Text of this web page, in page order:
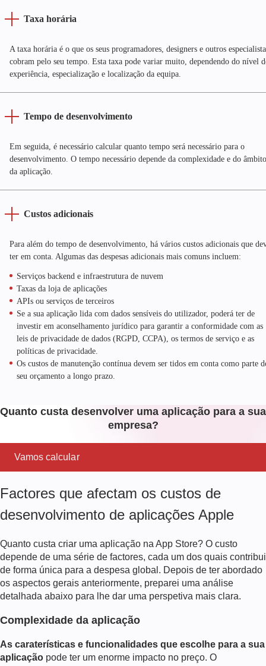
Taxa horária
A taxa horária é o que os seus programadores, designers e outros
cobram pelo seu tempo. Esta taxa pode variar muito, dependendo do nível
experiência, especialização e localização da equipa.
Tempo de desenvolvimento
Em seguida, é necessário calcular quanto tempo será necessário para o
desenvolvimento. O tempo necessário depende da complexidade e do âmbito
da aplicação.
Custos adicionais
Para além do tempo de desenvolvimento, há vários custos adicionais que
ter em conta. Algumas das despesas adicionais mais comuns incluem:
Serviços backend e infraestrutura de nuvem
Taxas da loja de aplicações
APIs ou serviços de terceiros
Se a sua aplicação lida com dados sensíveis do utilizador, poderá ter de
investir em aconselhamento jurídico para garantir a conformidade com as
leis de privacidade de dados (RGPD, CCPA), os termos de serviço e as
políticas de privacidade.
Os custos de manutenção contínua devem ser tidos em conta como parte
seu orçamento a longo prazo.
Quanto custa desenvolver uma aplicação para a sua
empresa?
Vamos calcular
Factores que afectam os custos de
desenvolvimento de aplicações Apple
Quanto custa criar uma aplicação na App Store? O custo
depende de uma série de factores, cada um dos quais contribui
de forma única para a despesa global. Depois de ter abordado
os aspectos gerais anteriormente, preparei uma análise
detalhada abaixo para lhe dar uma perspetiva mais clara.
Complexidade da aplicação
As caraterísticas e funcionalidades que escolhe para a sua
aplicação pode ter um enorme impacto no preço. O